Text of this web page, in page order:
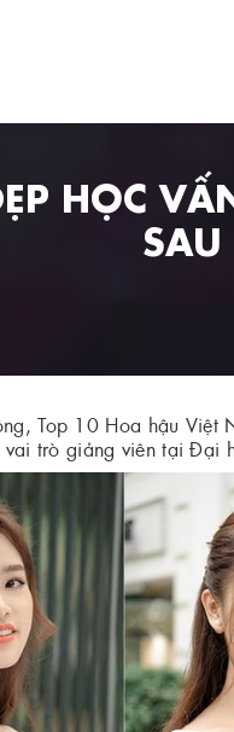
HỌC
Top 10 Hoa hậu
trò giảng viên tại Đại